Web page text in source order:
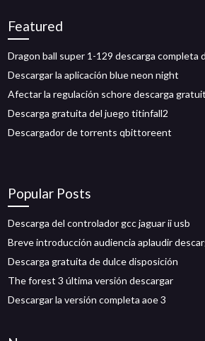
Featured
Dragon ball super 1-129 descarga completa
Descargar la aplicación blue neon night
Afectar la regulación schore descarga
Descarga gratuita del juego titinfall2
Descargador de torrents qbittoreent
Popular Posts
Descarga del controlador gcc jaguar ii usb
Breve introducción audiencia aplaudir
Descarga gratuita de dulce disposición
The forest 3 última versión descargar
Descargar la versión completa aoe 3